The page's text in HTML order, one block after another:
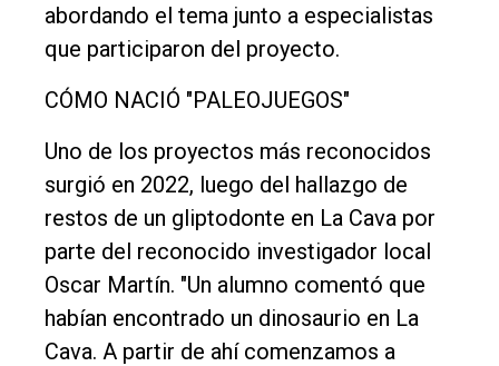
abordando el tema junto a especialistas
que participaron del proyecto.
CÓMO NACIÓ "PALEOJUEGOS"
Uno de los proyectos más reconocidos
surgió en 2022, luego del hallazgo de
restos de un gliptodonte en La Cava por
parte del reconocido investigador local
Oscar Martín. "Un alumno comentó que
habían encontrado un dinosaurio en La
Cava. A partir de ahí comenzamos a